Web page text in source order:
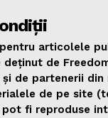
articolele
deținut de
și de partenerii din
de pe site
pot fi reproduse